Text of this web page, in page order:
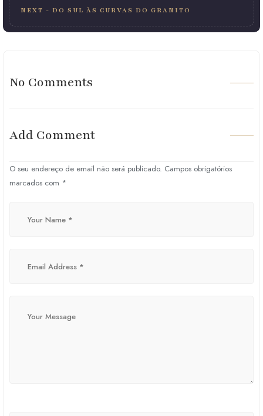
NEXT - DO SUL ÀS CURVAS DO GRANITO
No Comments
Add Comment
O seu endereço de email não será publicado. Campos obrigatórios
marcados com *